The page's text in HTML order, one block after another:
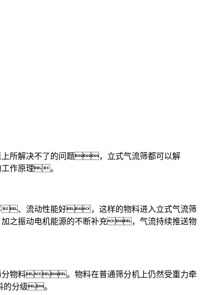
解决不了的问题，立式气流筛都可以解
作原理。
、流动性能好，这样的物料进入立式气流筛
振动电机能源的不断补充，气流持续推送物
物料。物料在普通筛分机上仍然受重力牵
的分级。